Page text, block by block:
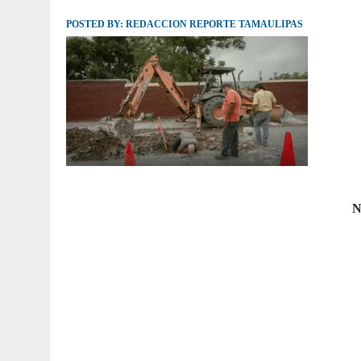
JULIO 30, 2026 | TAMAULIPAS TE INVITA A DESCUBRIR EL
POSTED BY: REDACCION REPORTE TAMAULIPAS